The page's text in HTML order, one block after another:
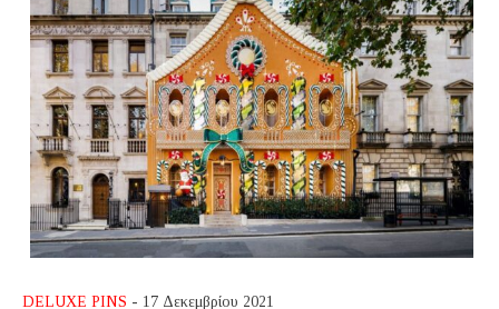
DELUXE PINS - 17 Δεκεμβρίου 2021